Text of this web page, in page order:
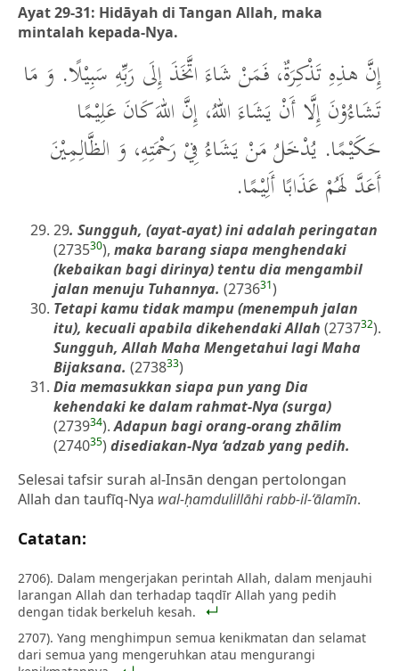
Ayat 29-31: Hidāyah di Tangan Allah, maka
mintalah kepada-Nya.
إِنَّ هذِهِ تَذْكِرَةٌ، فَمَنْ شَاءَ اتَّخَذَ إِلَى رَبِّهِ سَبِيْلًا. وَ مَا
تَشَاءُوْنَ إِلَّا أَنْ يَشَاءَ اللهُ، إِنَّ اللهَ كَانَ عَلِيْمًا
حَكَيْمًا. يُدْخَلُ مَنْ يَشَاءُ فِيْ رَحْمَتِهِ، وَ الظَّالِمِيْنَ
أَعَدَّ لَهُمْ عَذَابًا أَلِيْمًا.
29. Sungguh, (ayat-ayat) ini adalah peringatan
(273530), maka barang siapa menghendaki
(kebaikan bagi dirinya) tentu dia mengambil
jalan menuju Tuhannya. (273631)
Tetapi kamu tidak mampu (menempuh jalan
itu), kecuali apabila dikehendaki Allah (273732).
Sungguh, Allah Maha Mengetahui lagi Maha
Bijaksana. (273833)
Dia memasukkan siapa pun yang Dia
kehendaki ke dalam rahmat-Nya (surga)
(273934).Adapun bagi orang-orang zhālim
(274035)disediakan-Nya ‘adzab yang pedih.
Selesai tafsir surah al-Insān dengan pertolongan
Allah dan taufīq-Nya wal-ḥamdulillāhi rabb-il-‘ālamīn.
Catatan:
2706). Dalam mengerjakan perintah Allah, dalam menjauhi
larangan Allah dan terhadap taqdīr Allah yang pedih
dengan tidak berkeluh kesah.
2707). Yang menghimpun semua kenikmatan dan selamat
dari semua yang mengeruhkan atau mengurangi